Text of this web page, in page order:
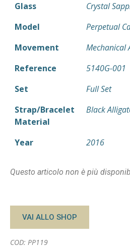
Glass
Crystal
Model
Perpetual
Movement
Mechanical
Reference
5140G-001
Set
Full Set
Strap/Bracelet
Material
Black
Year 2016
Questo articolo non è più
VAI ALLO SHOP
COD: PP119